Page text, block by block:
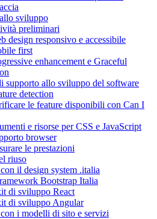
sviluppo
preliminari
design responsivo e accessibile
first
enhancement e Graceful
supporto allo sviluppo del software
detection
le feature disponibili con Can I
e risorse per CSS e JavaScript
browser
le prestazioni
riuso
il design system .italia
Bootstrap Italia
di sviluppo React
di sviluppo Angular
i modelli di sito e servizi